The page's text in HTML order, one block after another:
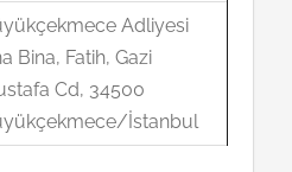
Adliyesi
Bina, Fatih, Gazi
Cd, 34500
İstanbul